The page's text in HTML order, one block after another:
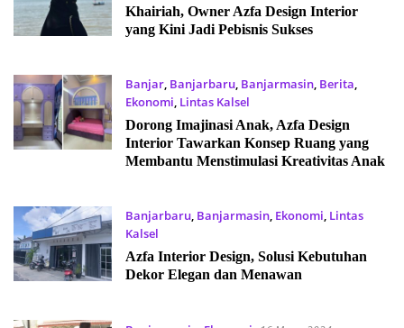
18 Desember 2024
Khairiah, Owner Azfa Design Interior
yang Kini Jadi Pebisnis Sukses
Banjar, Banjarbaru, Banjarmasin, Berita,
Ekonomi, Lintas Kalsel
18 Desember 2024
Dorong Imajinasi Anak, Azfa Design
Interior Tawarkan Konsep Ruang yang
Membantu Menstimulasi Kreativitas Anak
Banjarbaru, Banjarmasin, Ekonomi, Lintas
Kalsel
17 Desember 2024
Azfa Interior Design, Solusi Kebutuhan
Dekor Elegan dan Menawan